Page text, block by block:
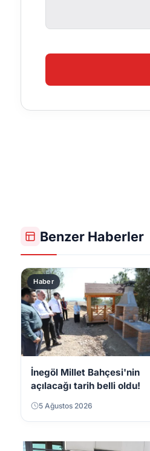
Benzer Haberler
Haber
İnegöl Millet Bahçesi'nin
açılacağı tarih belli oldu!
5 Ağustos 2026